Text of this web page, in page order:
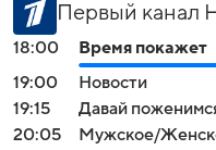
Первый канал
18:00
Время покажет
19:00
Новости
19:15
Давай
20:05
Мужское/